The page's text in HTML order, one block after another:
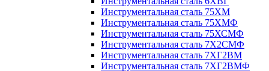
Инструментальная сталь 75ХМ
Инструментальная сталь 75ХМФ
Инструментальная сталь 75ХСМФ
Инструментальная сталь 7Х2СМФ
Инструментальная сталь 7ХГ2ВМ
Инструментальная сталь 7ХГ2ВМФ